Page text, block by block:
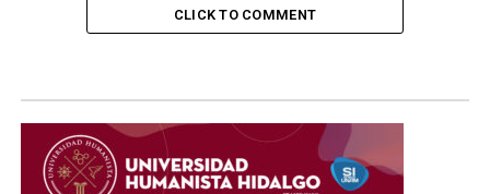
CLICK TO COMMENT